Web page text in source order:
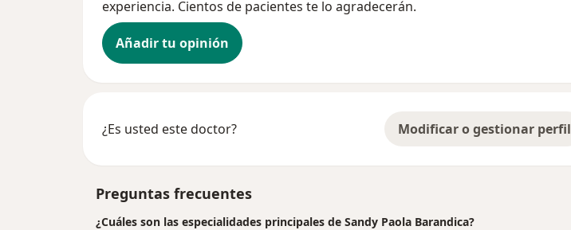
experiencia. Cientos de pacientes te lo agradecerán.
Añadir tu opinión
¿Es usted este doctor? Modificar o gestionar perfil
Preguntas frecuentes
¿Cuáles son las especialidades principales de Sandy Paola Barandica?